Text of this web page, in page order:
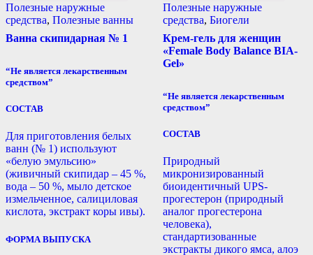
Полезные наружные
средства, Полезные ванны
Ванна скипидарная № 1
“Не является лекарственным
средством”
СОСТАВ
Для приготовления белых
ванн (№ 1) используют
«белую эмульсию»
(живичный скипидар – 45 %,
вода – 50 %, мыло детское
измельченное, салициловая
кислота, экстракт коры ивы).
ФОРМА ВЫПУСКА
Полезные наружные
средства, Биогели
Крем-гель для женщин
«Female Body Balance BIA-
Gel»
“Не является лекарственным
средством”
СОСТАВ
Природный
микронизированный
биоидентичный UPS-
прогестерон (природный
аналог прогестерона
человека),
стандартизованные
экстракты дикого ямса, алоэ